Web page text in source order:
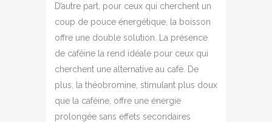
D’autre part, pour ceux qui cherchent un
coup de pouce énergétique, la boisson
offre une double solution. La présence
de caféine la rend idéale pour ceux qui
cherchent une alternative au café. De
plus, la théobromine, stimulant plus doux
que la caféine, offre une énergie
prolongée sans effets secondaires